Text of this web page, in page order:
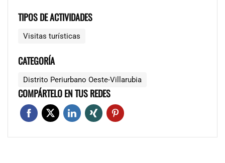
TIPOS DE ACTIVIDADES
Visitas turísticas
CATEGORÍA
Distrito Periurbano Oeste-Villarubia
COMPÁRTELO EN TUS REDES